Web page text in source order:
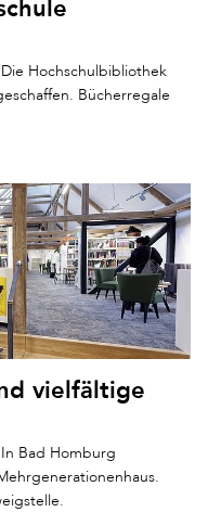
Hochschulbibliothek
Bücherregale
vielfältige
Bad Homburg